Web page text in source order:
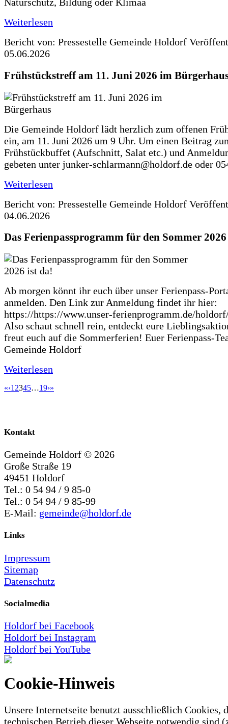
Weiterlesen
Bericht von: Pressestelle Gemeinde Holdorf
05.06.2026
Frühstückstreff am 11. Juni 2026 im
Die Gemeinde Holdorf lädt herzlich zum offenen
ein, am 11. Juni 2026 um 9 Uhr. Um einen Beitrag
Frühstückbuffet (Aufschnitt, Salat etc.) und
gebeten unter junker-schlarmann@holdorf.de oder
Weiterlesen
Bericht von: Pressestelle Gemeinde Holdorf
04.06.2026
Das Ferienpassprogramm für den Sommer
Ab morgen könnt ihr euch über unser Ferienpass-
anmelden. Den Link zur Anmeldung findet ihr hier:
https://https://www.unser-ferienprogramm.de/
Also schaut schnell rein, entdeckt eure
freut euch auf die Sommerferien! Euer Ferienpass-
Gemeinde Holdorf
Weiterlesen
«‹1 2345…19›»
Kontakt
Gemeinde Holdorf © 2026
Große Straße 19
49451 Holdorf
Tel.: 0 54 94 / 9 85-0
Tel.: 0 54 94 / 9 85-99
E-Mail: gemeinde@holdorf.de
Links
Impressum
Sitemap
Datenschutz
Socialmedia
Holdorf bei Facebook
Holdorf bei Instagram
Holdorf bei YouTube
Cookie-Hinweis
Unsere Internetseite benutzt ausschließlich Cookies,
technischen Betrieb dieser Webseite notwendig sind